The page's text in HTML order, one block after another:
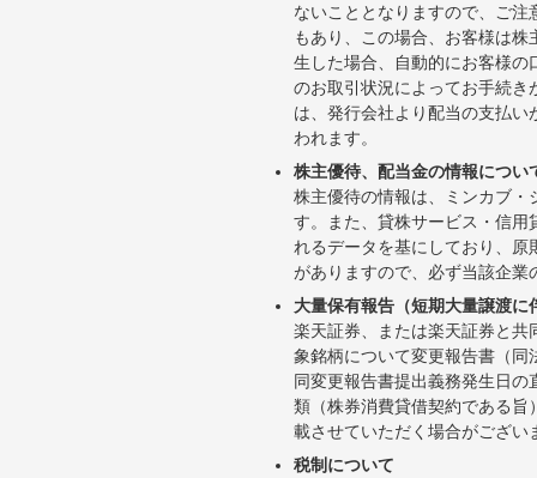
ないこととなりますので、ご
もあり、この場合、お客様は
生した場合、自動的にお客様
のお取引状況によってお手続
は、発行会社より配当の支払
われます。
株主優待、配当金の情報につい
株主優待の情報は、ミンカブ
す。また、貸株サービス・信
れるデータを基にしており、
がありますので、必ず当該企
大量保有報告（短期大量譲渡
楽天証券、または楽天証券と
象銘柄について変更報告書（
同変更報告書提出義務発生日
類（株券消費貸借契約である
載させていただく場合がござ
税制について